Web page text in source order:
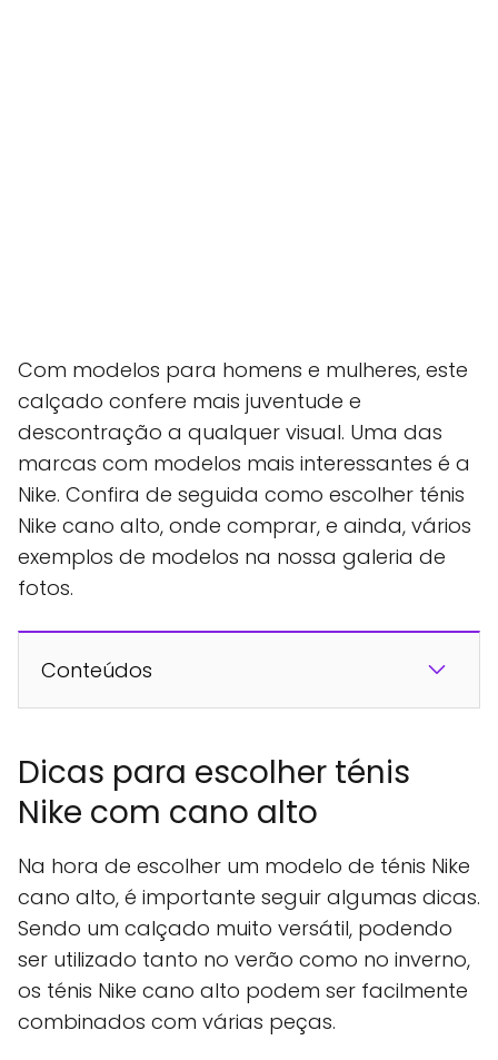
Com modelos para homens e mulheres, este
calçado confere mais juventude e
descontração a qualquer visual. Uma das
marcas com modelos mais interessantes é a
Nike. Confira de seguida como escolher ténis
Nike cano alto, onde comprar, e ainda, vários
exemplos de modelos na nossa galeria de
fotos.
Conteúdos
Dicas para escolher ténis
Nike com cano alto
Na hora de escolher um modelo de ténis Nike
cano alto, é importante seguir algumas dicas.
Sendo um calçado muito versátil, podendo
ser utilizado tanto no verão como no inverno,
os ténis Nike cano alto podem ser facilmente
combinados com várias peças.